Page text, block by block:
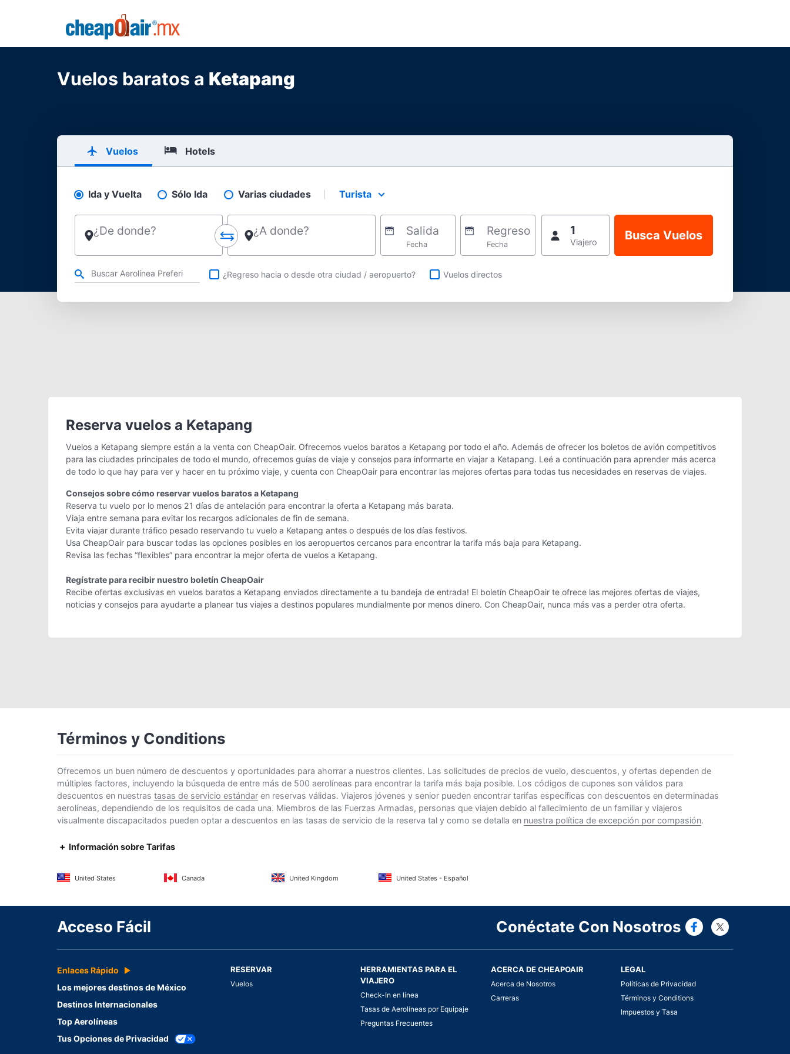
Vuelos baratos a Ketapang
Vuelos Hotels
Pick your flight type
Ida y Vuelta Sólo Ida Varias ciudades Select your preferred seating class.
Turista
¿De donde? ¿A donde? Salida
Fecha
Regreso
Fecha
1
Viajero
Refina tu búsqueda por aerolínea, ciudad o aeropuerto o vuelos directos
¿Regreso hacia o desde otra ciudad / aeropuerto? Vuelos directos
Reserva vuelos a Ketapang
Vuelos a Ketapang siempre están a la venta con CheapOair. Ofrecemos vuelos baratos a Ketapang por todo el año. Además de ofrecer los boletos de avión competitivos
para las ciudades principales de todo el mundo, ofrecemos guías de viaje y consejos para informarte en viajar a Ketapang. Leé a continuación para aprender más acerca
de todo lo que hay para ver y hacer en tu próximo viaje, y cuenta con CheapOair para encontrar las mejores ofertas para todas tus necesidades en reservas de viajes.
Consejos sobre cómo reservar vuelos baratos a Ketapang
Reserva tu vuelo por lo menos 21 días de antelación para encontrar la oferta a Ketapang más barata.
Viaja entre semana para evitar los recargos adicionales de fin de semana.
Evita viajar durante tráfico pesado reservando tu vuelo a Ketapang antes o después de los días festivos.
Usa CheapOair para buscar todas las opciones posibles en los aeropuertos cercanos para encontrar la tarifa más baja para Ketapang.
Revisa las fechas “flexibles” para encontrar la mejor oferta de vuelos a Ketapang.
Regístrate para recibir nuestro boletín CheapOair
Recibe ofertas exclusivas en vuelos baratos a Ketapang enviados directamente a tu bandeja de entrada! El boletín CheapOair te ofrece las mejores ofertas de viajes,
noticias y consejos para ayudarte a planear tus viajes a destinos populares mundialmente por menos dinero. Con CheapOair, nunca más vas a perder otra oferta.
Términos y Conditions
Ofrecemos un buen número de descuentos y oportunidades para ahorrar a nuestros clientes. Las solicitudes de precios de vuelo, descuentos, y ofertas dependen de
múltiples factores, incluyendo la búsqueda de entre más de 500 aerolíneas para encontrar la tarifa más baja posible. Los códigos de cupones son válidos para
descuentos en nuestras tasas de servicio estándar en reservas válidas. Viajeros jóvenes y senior pueden encontrar tarifas específicas con descuentos en determinadas
aerolíneas, dependiendo de los requisitos de cada una. Miembros de las Fuerzas Armadas, personas que viajen debido al fallecimiento de un familiar y viajeros
visualmente discapacitados pueden optar a descuentos en las tasas de servicio de la reserva tal y como se detalla en nuestra política de excepción por compasión.
Información sobre Tarifas
United States Canada United Kingdom United States - Español
Acceso Fácil Conéctate Con Nosotros Connect
Enlaces Rápido
Los mejores destinos de México
Destinos Internacionales
Top Aerolíneas
Tus Opciones de Privacidad
RESERVAR
Vuelos
HERRAMIENTAS PARA EL
VIAJERO
Check-In en línea
Tasas de Aerolíneas por Equipaje
Preguntas Frecuentes
ACERCA DE CHEAPOAIR
Acerca de Nosotros
Carreras
LEGAL
Políticas de Privacidad
Términos y Conditions
Impuestos y Tasa